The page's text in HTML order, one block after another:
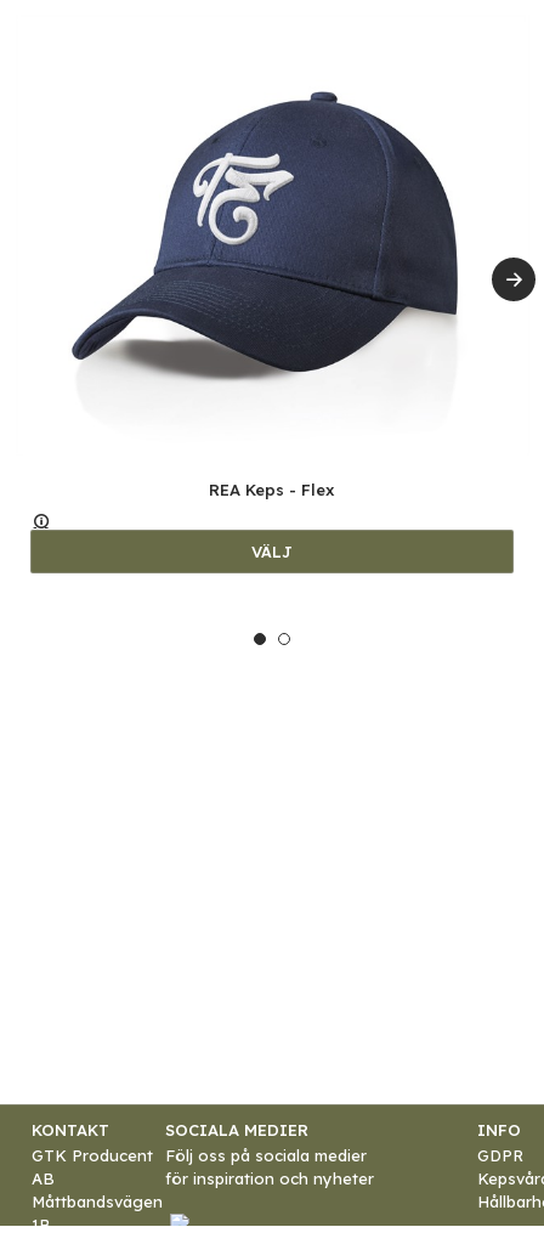
REA Keps - Flex
VÄLJ
KONTAKT SOCIALA MEDIER
INFO
GTK Producent
AB
Måttbandsvägen
1B
Följ oss på sociala medier
för inspiration och nyheter
GDPR